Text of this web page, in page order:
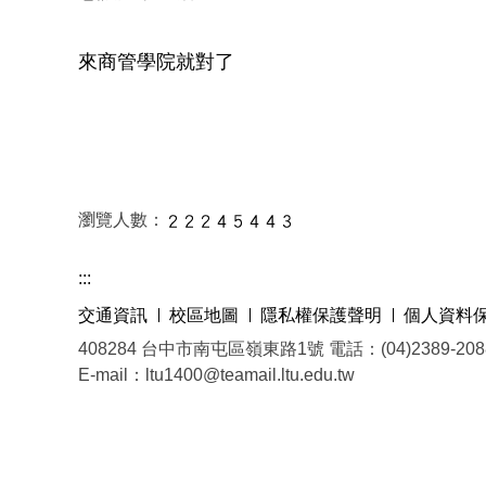
來商管學院就對了
瀏覽人數：
:::
交通資訊
校區地圖 隱私權保護聲明
個人資料
408284 台中市南屯區嶺東路1號 電話：(04)2389-
E-mail：ltu1400@teamail.ltu.edu.tw